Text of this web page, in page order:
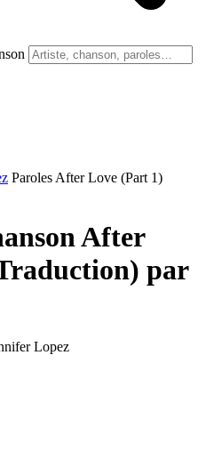
Paroles After Love (Part 1)
After
par
Lopez